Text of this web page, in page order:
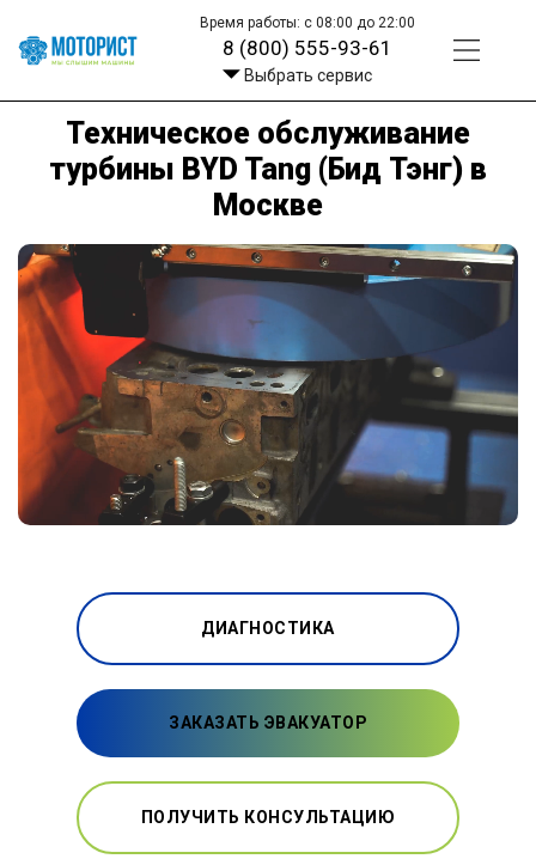
Время работы: с 08:00 до 22:00
8 (800) 555-93-61
Выбрать сервис
Техническое обслуживание
турбины BYD Tang (Бид Тэнг) в
Москве
ДИАГНОСТИКА
ЗАКАЗАТЬ ЭВАКУАТОР
ПОЛУЧИТЬ КОНСУЛЬТАЦИЮ